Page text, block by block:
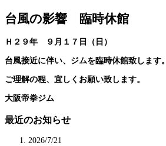
台風の影響 臨時休館
Ｈ２９年 ９月１７日（日）
台風接近に伴い、ジムを臨時休館致します。
ご理解の程、宜しくお願い致します。
大阪帝拳ジム
最近のお知らせ
2026/7/21